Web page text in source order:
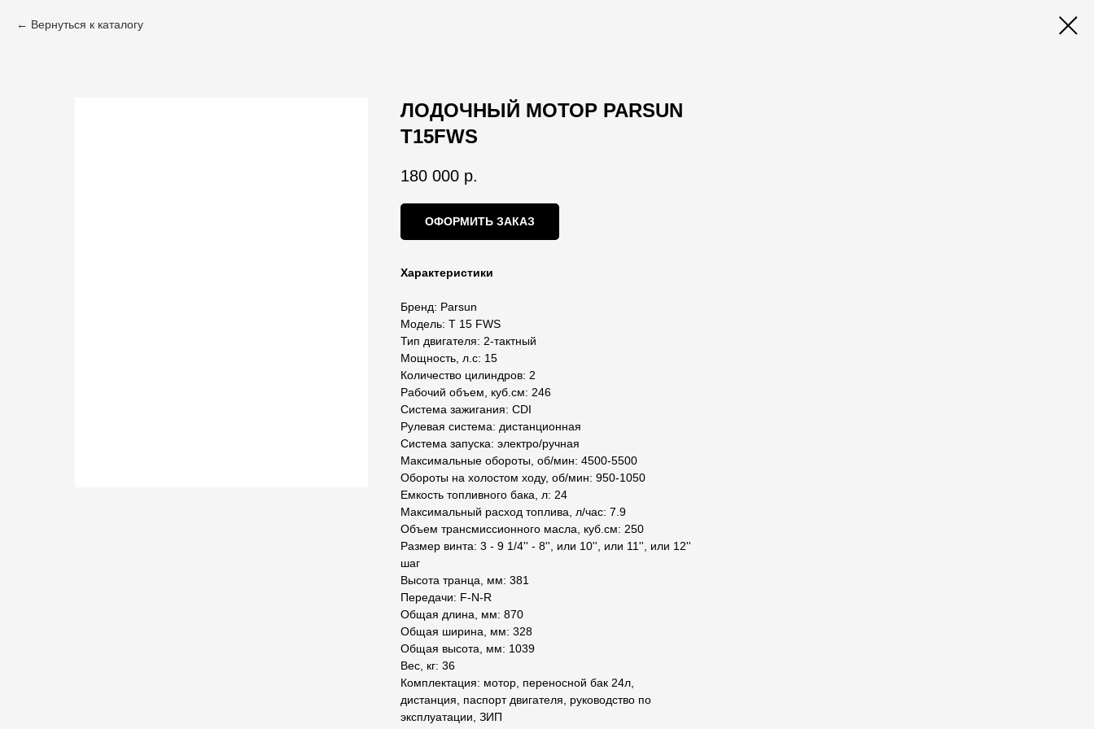
Вернуться к каталогу
ЛОДОЧНЫЙ МОТОР PARSUN
T15FWS
180 000 р.
ОФОРМИТЬ ЗАКАЗ
Характеристики
Бренд: Parsun
Модель: T 15 FWS
Тип двигателя: 2-тактный
Мощность, л.с: 15
Количество цилиндров: 2
Рабочий объем, куб.см: 246
Система зажигания: CDI
Рулевая система: дистанционная
Система запуска: электро/ручная
Максимальные обороты, об/мин: 4500-5500
Обороты на холостом ходу, об/мин: 950-1050
Емкость топливного бака, л: 24
Максимальный расход топлива, л/час: 7.9
Объем трансмиссионного масла, куб.см: 250
Размер винта: 3 - 9 1/4'' - 8'', или 10'', или 11'', или 12''
шаг
Высота транца, мм: 381
Передачи: F-N-R
Общая длина, мм: 870
Общая ширина, мм: 328
Общая высота, мм: 1039
Вес, кг: 36
Комплектация: мотор, переносной бак 24л,
дистанция, паспорт двигателя, руководство по
эксплуатации, ЗИП